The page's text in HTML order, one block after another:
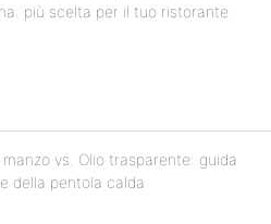
più scelta per il tuo ristorante
manzo vs. Olio trasparente: guida
della pentola calda